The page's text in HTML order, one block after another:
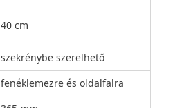
40 cm
szekrénybe szerelhető
fenéklemezre és oldalfalra